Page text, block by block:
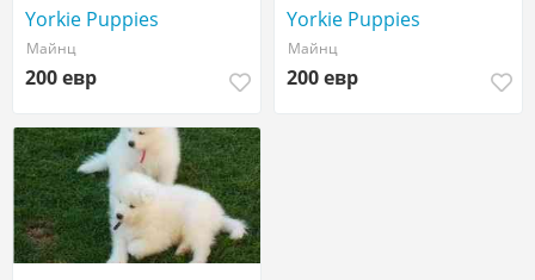
Yorkie Puppies
Майнц
200 евр
Yorkie Puppies
Майнц
200 евр